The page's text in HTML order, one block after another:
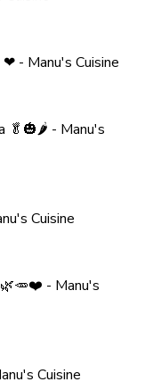
- Manu's Cuisine
🥬🎃🌶️ - Manu's
Cuisine
- Manu's
Cuisine